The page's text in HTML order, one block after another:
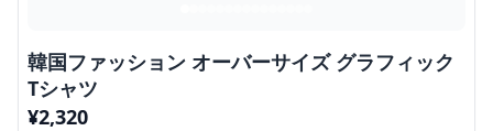
韓国ファッション オーバーサイズ グラフィック
Tシャツ
¥2,320